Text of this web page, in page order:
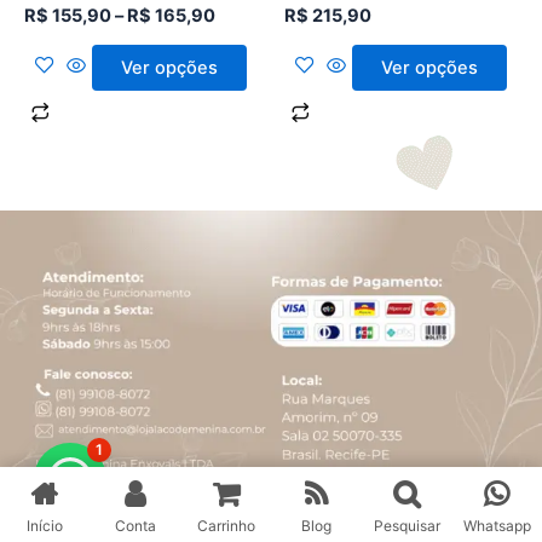
R$ 155,90– R$ 165,90
Ver opções
página
produto
R$ 215,90
Ver opções
página
produto
Vestido Festa Clássico Rosa Claro
R$ 349,90
Início Conta Carrinho Blog Pesquisar Whatsapp
1